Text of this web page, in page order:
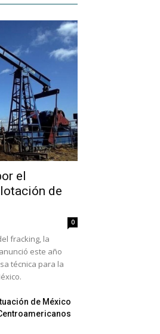
el
de
0
fracking, la
este año
técnica para la
de México